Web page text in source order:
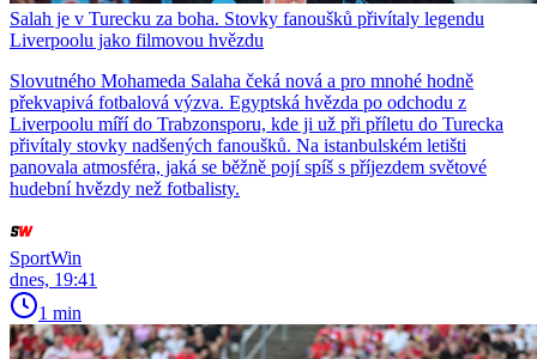
Salah je v Turecku za boha. Stovky fanoušků přivítaly legendu
Liverpoolu jako filmovou hvězdu
Slovutného Mohameda Salaha čeká nová a pro mnohé hodně
překvapivá fotbalová výzva. Egyptská hvězda po odchodu z
Liverpoolu míří do Trabzonsporu, kde ji už při příletu do Turecka
přivítaly stovky nadšených fanoušků. Na istanbulském letišti
panovala atmosféra, jaká se běžně pojí spíš s příjezdem světové
hudební hvězdy než fotbalisty.
SportWin
dnes, 19:41
1 min